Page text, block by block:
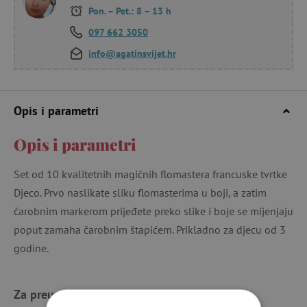
Pon. – Pet.: 8 – 13 h
097 662 3050
info@agatinsvijet.hr
Opis i parametri
Opis i parametri
Set od 10 kvalitetnih magičnih flomastera francuske tvrtke
Djeco. Prvo naslikate sliku flomasterima u boji, a zatim
čarobnim markerom prijeđete preko slike i boje se mijenjaju
poput zamaha čarobnim štapićem. Prikladno za djecu od 3
godine.
Za preuzimanje